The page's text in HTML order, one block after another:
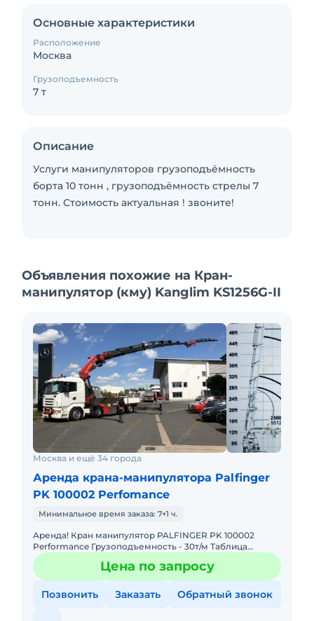
Основные характеристики
Расположение
Москва
Грузоподъемность
7 т
Описание
Услуги манипуляторов грузоподъёмность
борта 10 тонн , грузоподъёмность стрелы 7
тонн. Стоимость актуальная ! звоните!
Объявления похожие на Кран-
манипулятор (кму) Kanglim KS1256G-II
Москва и ещё 34 города
Аренда крана-манипулятора Palfinger
PK 100002 Perfomance
Минимальное время заказа: 7+1 ч.
Аренда! Кран манипулятор PALFINGER PK 100002
Performance Грузоподъемность - 30т/м Таблица
Грузоподъемности: 4,4м - 19.000 кг 7,4м - 11.000 кг 11,1м -
7.
Цена по запросу
Позвонить Заказать Обратный звонок